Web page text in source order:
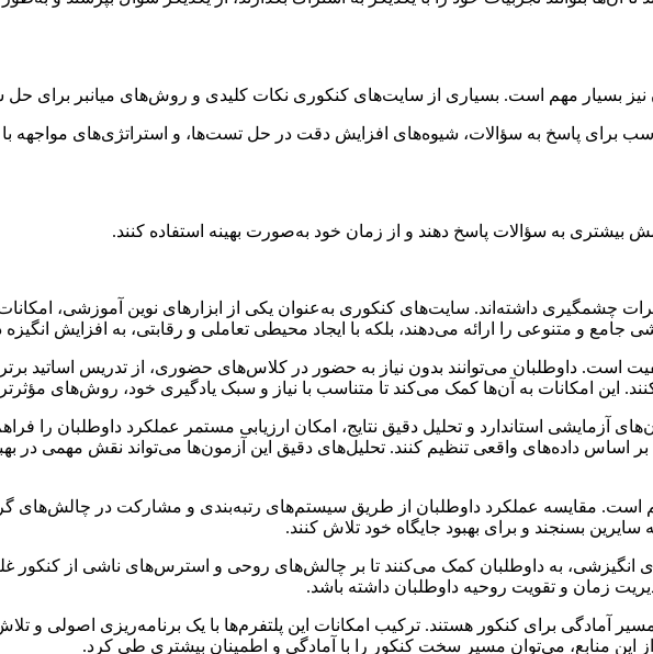
بسیار مهم است. بسیاری از سایت‌های کنکوری نکات کلیدی و روش‌های میانبر برای حل
برای پاسخ به سؤالات، شیوه‌های افزایش دقت در حل تست‌ها، و استراتژی‌های مواجهه
بیشتری به سؤالات پاسخ دهند و از زمان خود به‌صورت بهینه استفاده کنند.
چشمگیری داشته‌اند. سایت‌های کنکوری به‌عنوان یکی از ابزارهای نوین آموزشی،
جامع و متنوعی را ارائه می‌دهند، بلکه با ایجاد محیطی تعاملی و رقابتی، به افزایش
است. داوطلبان می‌توانند بدون نیاز به حضور در کلاس‌های حضوری، از تدریس اساتید
امکانات به آن‌ها کمک می‌کند تا متناسب با نیاز و سبک یادگیری خود، روش‌های
آزمایشی استاندارد و تحلیل دقیق نتایج، امکان ارزیابی مستمر عملکرد داوطلبان را
داده‌های واقعی تنظیم کنند. تحلیل‌های دقیق این آزمون‌ها می‌تواند نقش مهمی در
است. مقایسه عملکرد داوطلبان از طریق سیستم‌های رتبه‌بندی و مشارکت در چالش‌های
بسنجند و برای بهبود جایگاه خود تلاش کنند.
به داوطلبان کمک می‌کنند تا بر چالش‌های روحی و استرس‌های ناشی از کنکور
زمان و تقویت روحیه داوطلبان داشته باشد.
آمادگی برای کنکور هستند. ترکیب امکانات این پلتفرم‌ها با یک برنامه‌ریزی اصولی و
این منابع، می‌توان مسیر سخت کنکور را با آمادگی و اطمینان بیشتری طی کرد.